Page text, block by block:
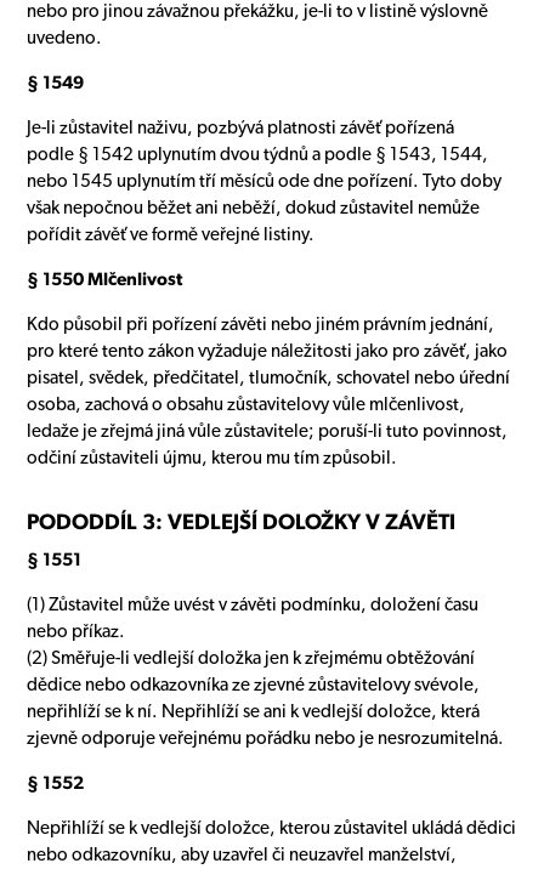
nebo pro jinou závažnou překážku, je-li to v listině výslovně
uvedeno.
§ 1549
Je-li zůstavitel naživu, pozbývá platnosti závěť pořízená
podle § 1542 uplynutím dvou týdnů a podle § 1543, 1544,
nebo 1545 uplynutím tří měsíců ode dne pořízení. Tyto doby
však nepočnou běžet ani neběží, dokud zůstavitel nemůže
pořídit závěť ve formě veřejné listiny.
§ 1550 Mlčenlivost
Kdo působil při pořízení závěti nebo jiném právním jednání,
pro které tento zákon vyžaduje náležitosti jako pro závěť, jako
pisatel, svědek, předčitatel, tlumočník, schovatel nebo úřední
osoba, zachová o obsahu zůstavitelovy vůle mlčenlivost,
ledaže je zřejmá jiná vůle zůstavitele; poruší-li tuto povinnost,
odčiní zůstaviteli újmu, kterou mu tím způsobil.
PODODDÍL 3: VEDLEJŠÍ DOLOŽKY V ZÁVĚTI
§ 1551
(1) Zůstavitel může uvést v závěti podmínku, doložení času
nebo příkaz.
(2) Směřuje-li vedlejší doložka jen k zřejmému obtěžování
dědice nebo odkazovníka ze zjevné zůstavitelovy svévole,
nepřihlíží se k ní. Nepřihlíží se ani k vedlejší doložce, která
zjevně odporuje veřejnému pořádku nebo je nesrozumitelná.
§ 1552
Nepřihlíží se k vedlejší doložce, kterou zůstavitel ukládá dědici
nebo odkazovníku, aby uzavřel či neuzavřel manželství,